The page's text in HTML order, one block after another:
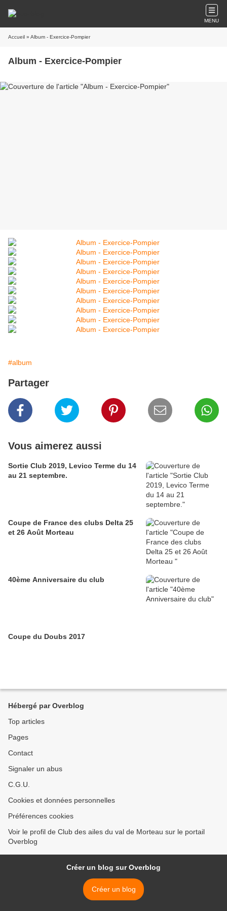
MENU
Accueil » Album - Exercice-Pompier
Album - Exercice-Pompier
#album
Partager
Vous aimerez aussi
Sortie Club 2019, Levico Terme du 14
au 21 septembre.
Coupe de France des clubs Delta 25
et 26 Août Morteau
40ème Anniversaire du club
Coupe du Doubs 2017
Hébergé par Overblog
Top articles
Pages
Contact
Signaler un abus
C.G.U.
Cookies et données personnelles
Préférences cookies
Voir le profil de Club des ailes du val de Morteau sur le portail
Overblog
Créer un blog sur Overblog
Créer un blog